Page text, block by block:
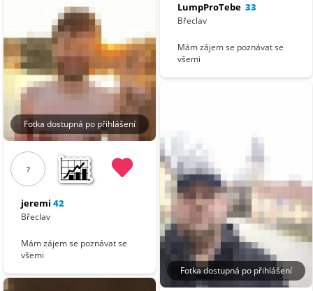
Fotka dostupná po přihlášení
?
jeremi 42
Břeclav
Mám zájem se poznávat se
všemi
LumpProTebe 33
Břeclav
Mám zájem se poznávat se
všemi
Fotka dostupná po přihlášení